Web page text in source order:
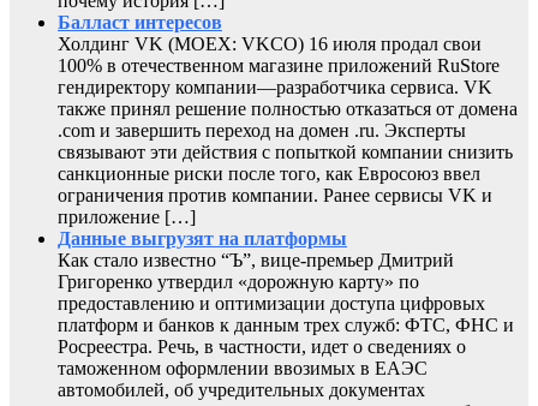
Балласт интересов
Холдинг VK (MOEX: VKCO) 16 июля продал свои
100% в отечественном магазине приложений RuStore
гендиректору компании—разработчика сервиса. VK
также принял решение полностью отказаться от домена
.com и завершить переход на домен .ru. Эксперты
связывают эти действия с попыткой компании снизить
санкционные риски после того, как Евросоюз ввел
ограничения против компании. Ранее сервисы VK и
приложение […]
Данные выгрузят на платформы
Как стало известно “Ъ”, вице-премьер Дмитрий
Григоренко утвердил «дорожную карту» по
предоставлению и оптимизации доступа цифровых
платформ и банков к данным трех служб: ФТС, ФНС и
Росреестра. Речь, в частности, идет о сведениях о
таможенном оформлении ввозимых в ЕАЭС
автомобилей, об учредительных документах